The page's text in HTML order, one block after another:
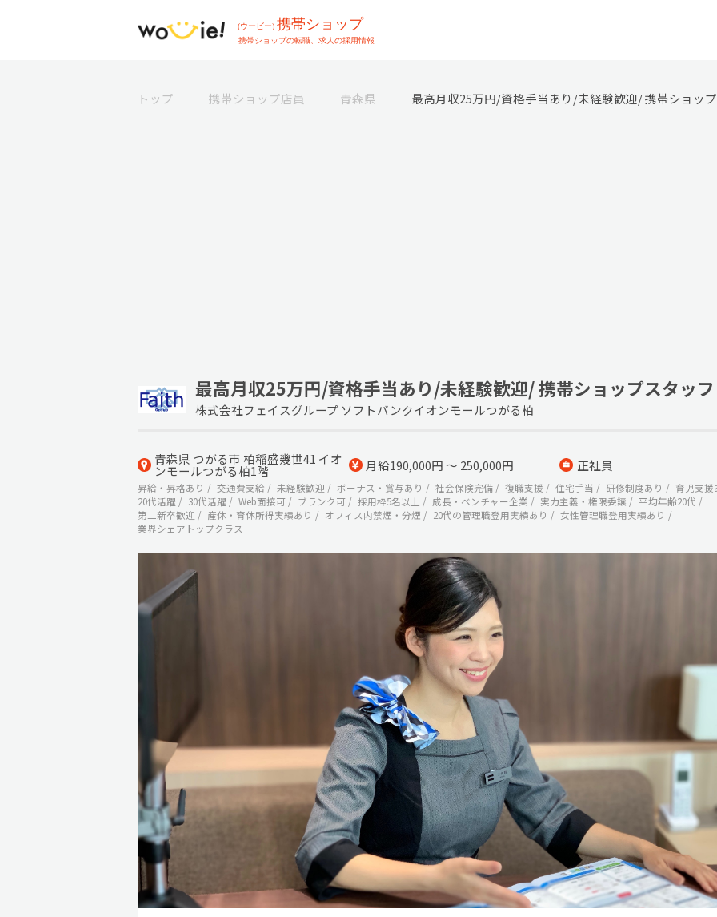
トップ 携帯ショップ店員 青森県 最高月収25万円/資格手当あり/未経験歓迎/ 携帯ショッ
最高月収25万円/資格手当あり/未経験歓迎/ 携帯ショップスタッフ
株式会社フェイスグループ ソフトバンクイオンモールつがる柏
青森県 つがる市 柏稲盛幾世41 イオ
ンモールつがる柏1階 月給190,000円 ～ 250,000円 正社員
昇給・昇格あり 交通費支給 未経験歓迎 ボーナス・賞与あり 社会保険完備 復職支援 住宅手当 研修制度あり
育児支援
20代活躍
30代活躍 Web面接可 ブランク可 採用枠5名以上 成長・ベンチャー企業 実力主義・権限委譲
平均年齢20代
第二新卒歓迎
産休・育休所得実績あり オフィス内禁煙・分煙 20代の管理職登用実績あり
女性管理職登用実績あり
業界シェアトップクラス